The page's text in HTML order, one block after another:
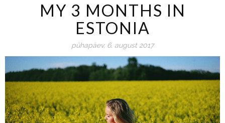
MY 3 MONTHS IN
ESTONIA
pühapäev, 6. august 2017